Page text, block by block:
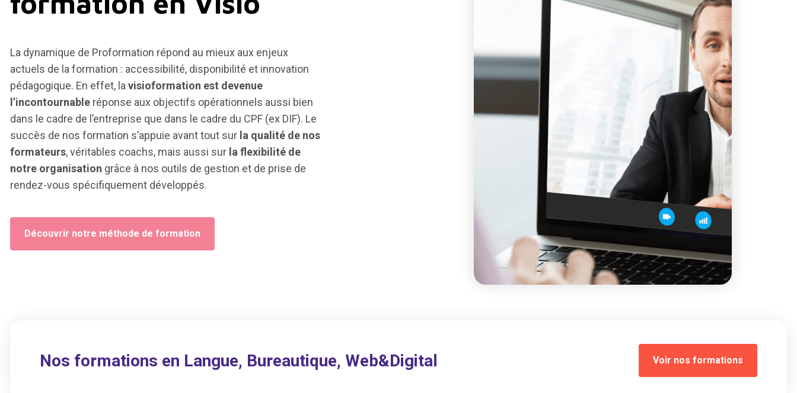
La dynamique de Proformation répond au mieux aux enjeux
actuels de la formation : accessibilité, disponibilité et innovation
pédagogique. En effet, la visioformation est devenue
l’incontournable réponse aux objectifs opérationnels aussi bien
dans le cadre de l’entreprise que dans le cadre du CPF (ex DIF). Le
succès de nos formation s’appuie avant tout sur la qualité de nos
formateurs, véritables coachs, mais aussi sur la flexibilité de
notre organisation grâce à nos outils de gestion et de prise de
rendez-vous spécifiquement développés.
Découvrir notre méthode de formation
Nos formations en Langue, Bureautique, Web&Digital Voir nos formations